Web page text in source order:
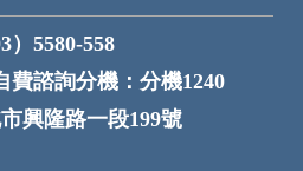
）5580-558
費諮詢分機： 分機1240
興隆路一段199號